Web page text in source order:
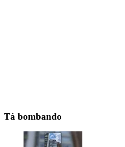
Tá bombando